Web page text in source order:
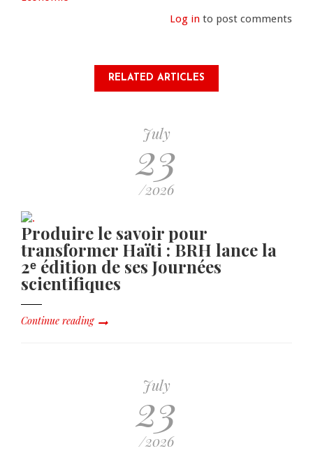
Log in to post comments
RELATED ARTICLES
July
23
/2026
Produire le savoir pour
transformer Haïti : BRH lance la
2ᵉ édition de ses Journées
scientifiques
Continue reading
July
23
/2026